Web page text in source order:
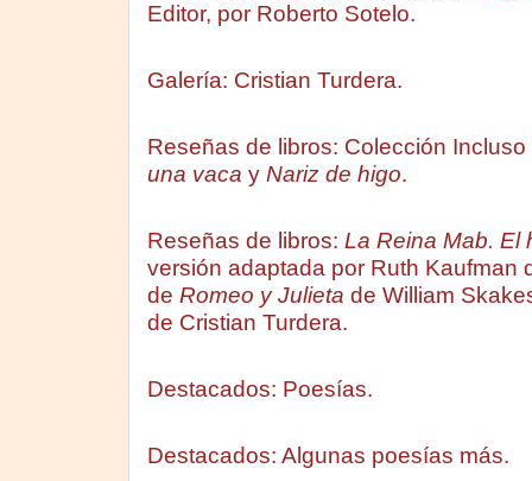
Editor, por Roberto Sotelo.
Galería: Cristian Turdera.
Reseñas de libros: Colección
una vaca y Nariz de higo.
Reseñas de libros: La Reina Mab. El
versión adaptada por Ruth Kaufman
de Romeo y Julieta de William
de Cristian Turdera.
Destacados: Poesías.
Destacados: Algunas poesías más.